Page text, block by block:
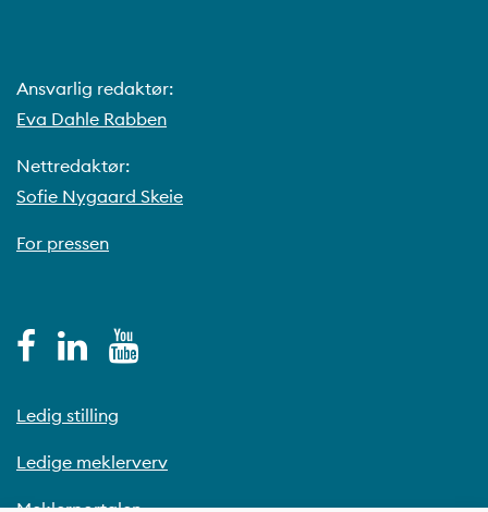
Ansvarlig redaktør:
Eva Dahle Rabben
Nettredaktør:
Sofie Nygaard Skeie
For pressen
Ledig stilling
Ledige meklerverv